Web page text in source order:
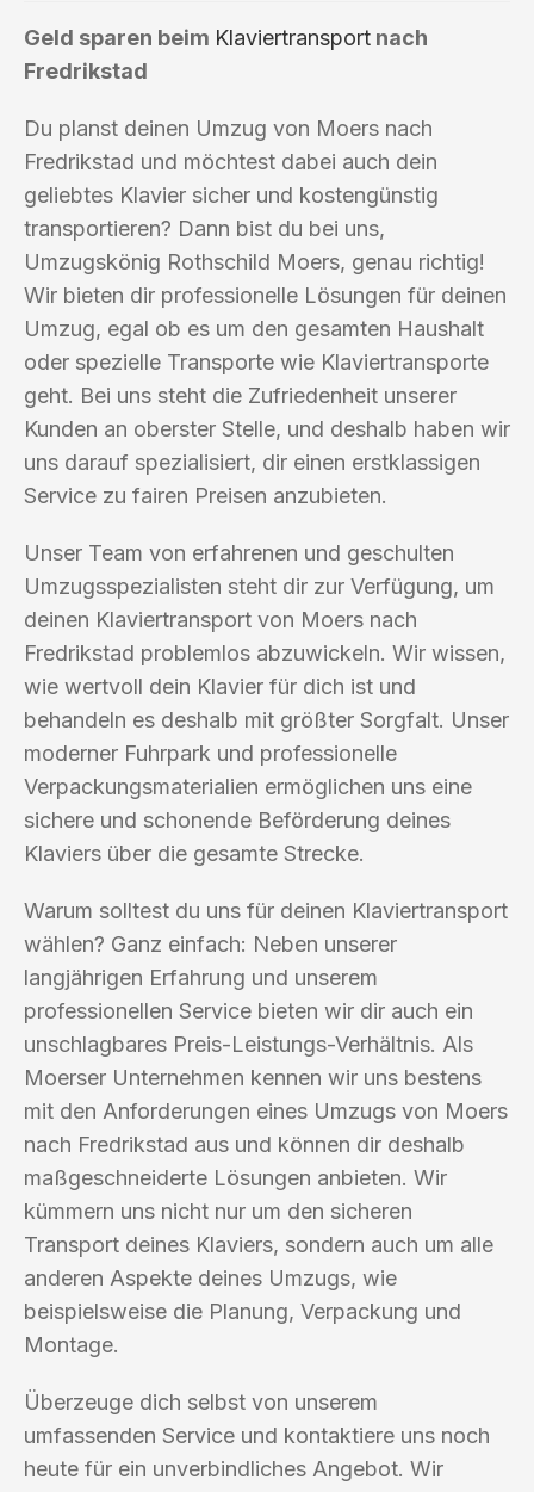
Geld sparen beim Klaviertransport nach
Fredrikstad
Du planst deinen Umzug von Moers nach
Fredrikstad und möchtest dabei auch dein
geliebtes Klavier sicher und kostengünstig
transportieren? Dann bist du bei uns,
Umzugskönig Rothschild Moers, genau richtig!
Wir bieten dir professionelle Lösungen für deinen
Umzug, egal ob es um den gesamten Haushalt
oder spezielle Transporte wie Klaviertransporte
geht. Bei uns steht die Zufriedenheit unserer
Kunden an oberster Stelle, und deshalb haben wir
uns darauf spezialisiert, dir einen erstklassigen
Service zu fairen Preisen anzubieten.
Unser Team von erfahrenen und geschulten
Umzugsspezialisten steht dir zur Verfügung, um
deinen Klaviertransport von Moers nach
Fredrikstad problemlos abzuwickeln. Wir wissen,
wie wertvoll dein Klavier für dich ist und
behandeln es deshalb mit größter Sorgfalt. Unser
moderner Fuhrpark und professionelle
Verpackungsmaterialien ermöglichen uns eine
sichere und schonende Beförderung deines
Klaviers über die gesamte Strecke.
Warum solltest du uns für deinen Klaviertransport
wählen? Ganz einfach: Neben unserer
langjährigen Erfahrung und unserem
professionellen Service bieten wir dir auch ein
unschlagbares Preis-Leistungs-Verhältnis. Als
Moerser Unternehmen kennen wir uns bestens
mit den Anforderungen eines Umzugs von Moers
nach Fredrikstad aus und können dir deshalb
maßgeschneiderte Lösungen anbieten. Wir
kümmern uns nicht nur um den sicheren
Transport deines Klaviers, sondern auch um alle
anderen Aspekte deines Umzugs, wie
beispielsweise die Planung, Verpackung und
Montage.
Überzeuge dich selbst von unserem
umfassenden Service und kontaktiere uns noch
heute für ein unverbindliches Angebot. Wir